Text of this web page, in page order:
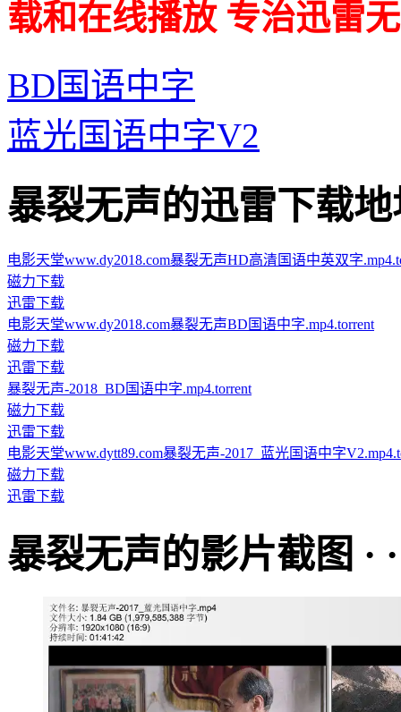
载和在线播放 专治迅雷
BD国语中字
蓝光国语中字V2
暴裂无声的迅雷下载地
电影天堂www.dy2018.com暴裂无声HD高清国语中英双字
磁力下载
迅雷下载
电影天堂www.dy2018.com暴裂无声BD国语中字.mp4.torrent
磁力下载
迅雷下载
暴裂无声-2018_BD国语中字.mp4.torrent
磁力下载
迅雷下载
电影天堂www.dytt89.com暴裂无声-2017_蓝光国语中字
磁力下载
迅雷下载
暴裂无声的影片截图 · ·